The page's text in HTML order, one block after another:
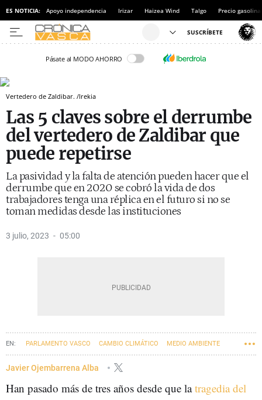
ES NOTICIA: Apoyo independencia Irizar Haizea Wind Talgo Precio gasolina
Pásate al MODO AHORRO
Vertedero de Zaldibar. /Irekia
Las 5 claves sobre el derrumbe
del vertedero de Zaldibar que
puede repetirse
La pasividad y la falta de atención pueden hacer que el
derrumbe que en 2020 se cobró la vida de dos
trabajadores tenga una réplica en el futuro si no se
toman medidas desde las instituciones
3 julio, 2023 05:00
PARLAMENTO VASCO CAMBIO CLIMÁTICO MEDIO AMBIENTE
VERTEDERO DE ZALDIBAR
Javier Ojembarrena Alba
Han pasado más de tres años desde que latragedia del